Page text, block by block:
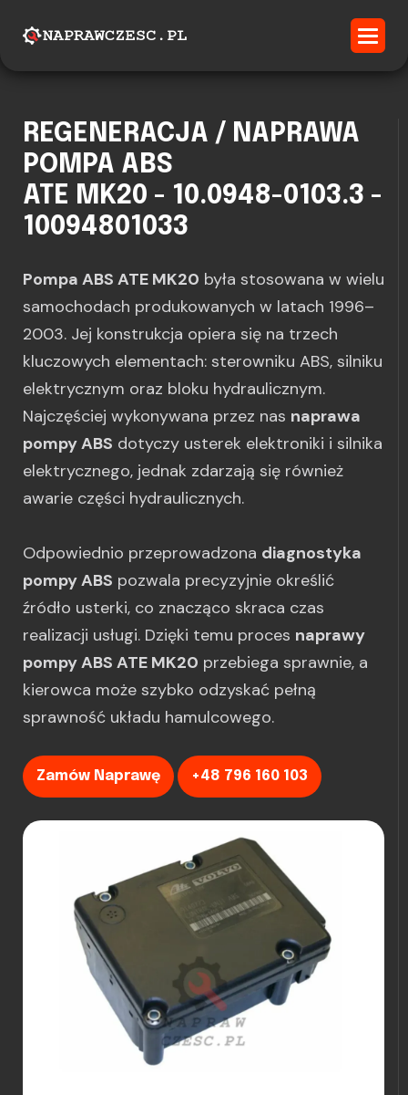
REGENERACJA / NAPRAWA
POMPA ABS
ATE MK20 - 10.0948-0103.3 -
10094801033
Pompa ABS ATE MK20 była stosowana w wielu
samochodach produkowanych w latach 1996–
2003. Jej konstrukcja opiera się na trzech
kluczowych elementach: sterowniku ABS, silniku
elektrycznym oraz bloku hydraulicznym.
Najczęściej wykonywana przez nas naprawa
pompy ABS dotyczy usterek elektroniki i silnika
elektrycznego, jednak zdarzają się również
awarie części hydraulicznych.
Odpowiednio przeprowadzona diagnostyka
pompy ABS pozwala precyzyjnie określić
źródło usterki, co znacząco skraca czas
realizacji usługi. Dzięki temu proces naprawy
pompy ABS ATE MK20 przebiega sprawnie, a
kierowca może szybko odzyskać pełną
sprawność układu hamulcowego.
Zamów Naprawę +48 796 160 103